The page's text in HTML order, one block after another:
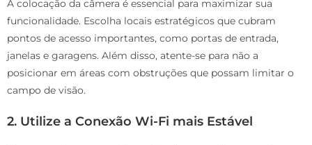
A colocação da câmera é essencial para maximizar sua
funcionalidade. Escolha locais estratégicos que cubram
pontos de acesso importantes, como portas de entrada,
janelas e garagens. Além disso, atente-se para não a
posicionar em áreas com obstruções que possam limitar o
campo de visão.
2. Utilize a Conexão Wi-Fi mais Estável